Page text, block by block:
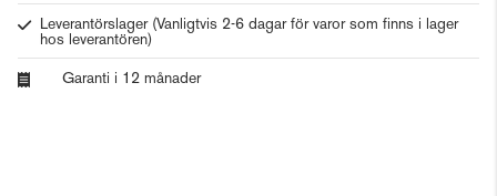
Leverantörslager (Vanligtvis 2-6 dagar för varor som finns i lager
hos leverantören)
Garanti i 12 månader